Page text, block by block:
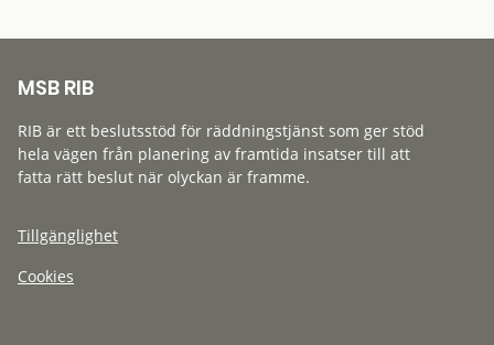
MSB RIB
RIB är ett beslutsstöd för räddningstjänst som ger stöd
hela vägen från planering av framtida insatser till att
fatta rätt beslut när olyckan är framme.
Tillgänglighet
Cookies